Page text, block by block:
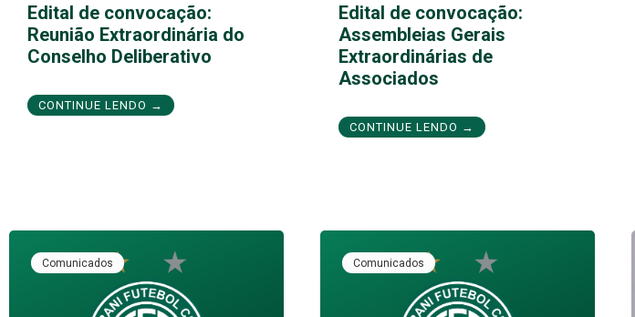
Edital de convocação:
Reunião Extraordinária do
Conselho Deliberativo
CONTINUE LENDO →
Edital de convocação:
Assembleias Gerais
Extraordinárias de
Associados
CONTINUE LENDO →
Comunicados Comunicados